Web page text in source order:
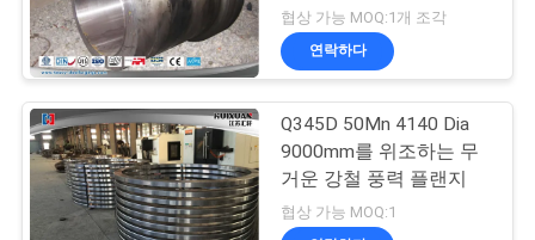
사
이
트
맵
스 열립니다
협상 가능 MOQ:1개 조각
연락하다
Q345D 50Mn 4140 Dia
9000mm를 위조하는 무
거운 강철 풍력 플랜지
협상 가능 MOQ:1